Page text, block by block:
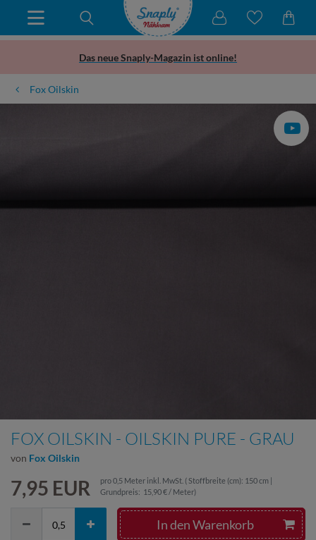
Das neue Snaply-Magazin ist online!
Fox Oilskin
FOX OILSKIN - OILSKIN PURE - GRAU
von Fox Oilskin
7,95 EUR pro0,5 Meter inkl. MwSt. ( Stoffbreite (cm): 150 cm |
Grundpreis: 15,90 € / Meter)
In den Warenkorb